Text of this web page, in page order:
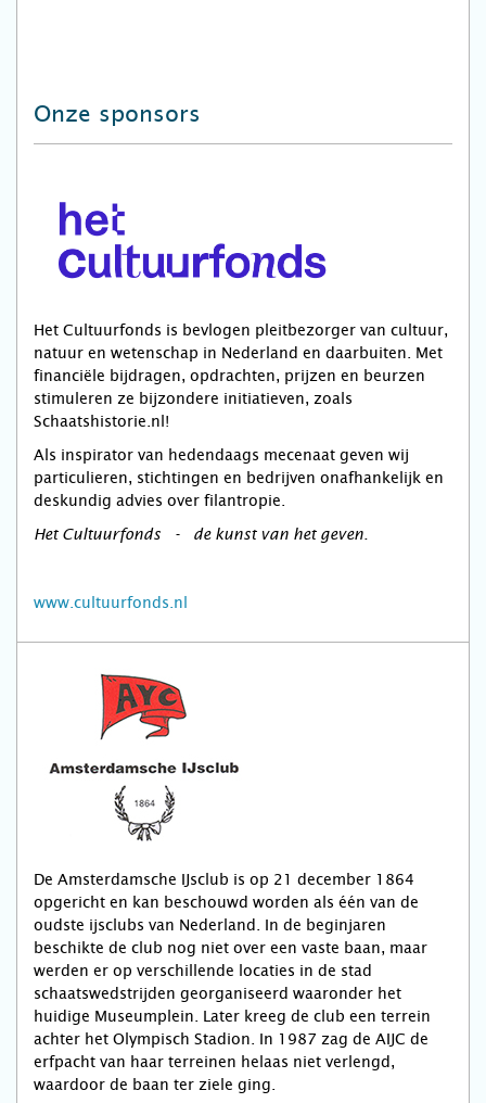
Onze sponsors
Het Cultuurfonds is bevlogen pleitbezorger van cultuur,
natuur en wetenschap in Nederland en daarbuiten. Met
financiële bijdragen, opdrachten, prijzen en beurzen
stimuleren ze bijzondere initiatieven, zoals
Schaatshistorie.nl!
Als inspirator van hedendaags mecenaat geven wij
particulieren, stichtingen en bedrijven onafhankelijk en
deskundig advies over filantropie.
Het Cultuurfonds - de kunst van het geven.
www.cultuurfonds.nl
De Amsterdamsche IJsclub is op 21 december 1864
opgericht en kan beschouwd worden als één van de
oudste ijsclubs van Nederland. In de beginjaren
beschikte de club nog niet over een vaste baan, maar
werden er op verschillende locaties in de stad
schaatswedstrijden georganiseerd waaronder het
huidige Museumplein. Later kreeg de club een terrein
achter het Olympisch Stadion. In 1987 zag de AIJC de
erfpacht van haar terreinen helaas niet verlengd,
waardoor de baan ter ziele ging.